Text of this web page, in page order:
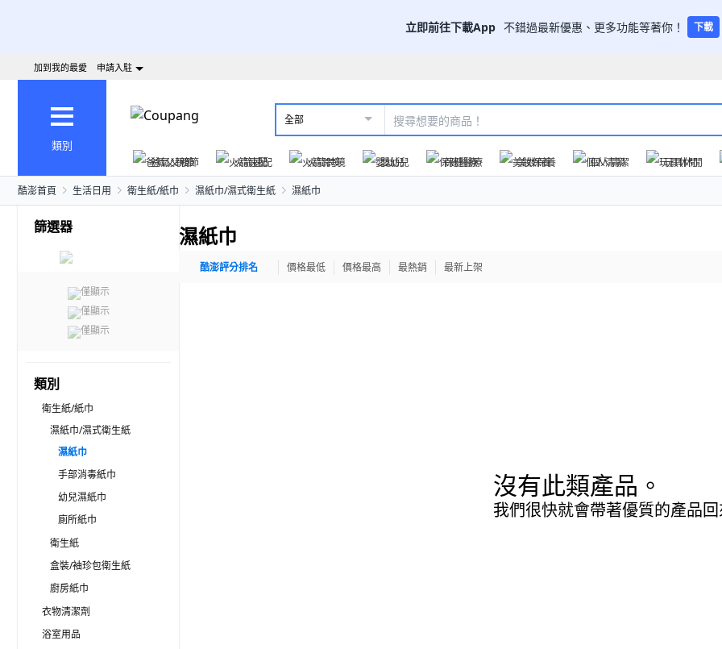
立即前往下載App 不錯過最新優惠、更多功能等著你！ 下載
加到我的最愛 申請入駐
類別
全部
爸氣父親節 火箭速配 火箭跨境 嬰幼兒 保健醫療 美妝保養 個人清潔 玩具休閒
酷澎首頁 生活日用 衛生紙/紙巾 濕紙巾/濕式衛生紙 濕紙巾
篩選器
僅顯示
僅顯示
僅顯示
類別
衛生紙/紙巾
濕紙巾/濕式衛生紙
濕紙巾
手部消毒紙巾
幼兒濕紙巾
廁所紙巾
衛生紙
盒裝/袖珍包衛生紙
廚房紙巾
衣物清潔劑
浴室用品
濕紙巾
酷澎評分排名 價格最低 價格最高 最熱銷 最新上架
沒有此類產品。
我們很快就會帶著優質的產品